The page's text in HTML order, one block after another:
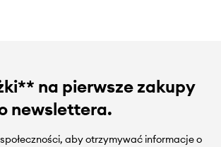
na pierwsze zakupy
newslettera.
aby otrzymywać informacje o